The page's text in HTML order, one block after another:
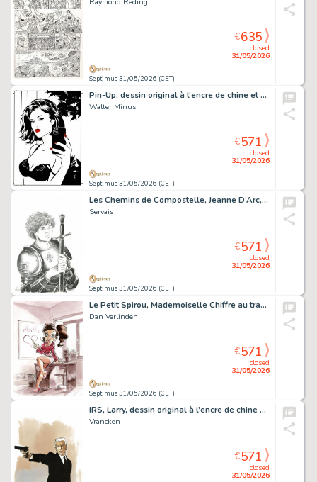
Septimus 31/05/2026 (CET)
closed
31/05/2026
€635
Pin-Up, dessin original à l’encre de chine et à l’aquarelle.
Walter Minus
Septimus 31/05/2026 (CET)
closed
31/05/2026
€571
Les Chemins de Compostelle, Jeanne D’Arc, dessin original à la mine de plomb réalisé pour un ex-libris.
Servais
Septimus 31/05/2026 (CET)
closed
31/05/2026
€571
Le Petit Spirou, Mademoiselle Chiffre au travail, dessin original à l’encre de chine et à l’aquarelle.
Dan Verlinden
Septimus 31/05/2026 (CET)
closed
31/05/2026
€571
IRS, Larry, dessin original à l’encre de chine et à l’aquarelle.
Vrancken
closed
31/05/2026
€571